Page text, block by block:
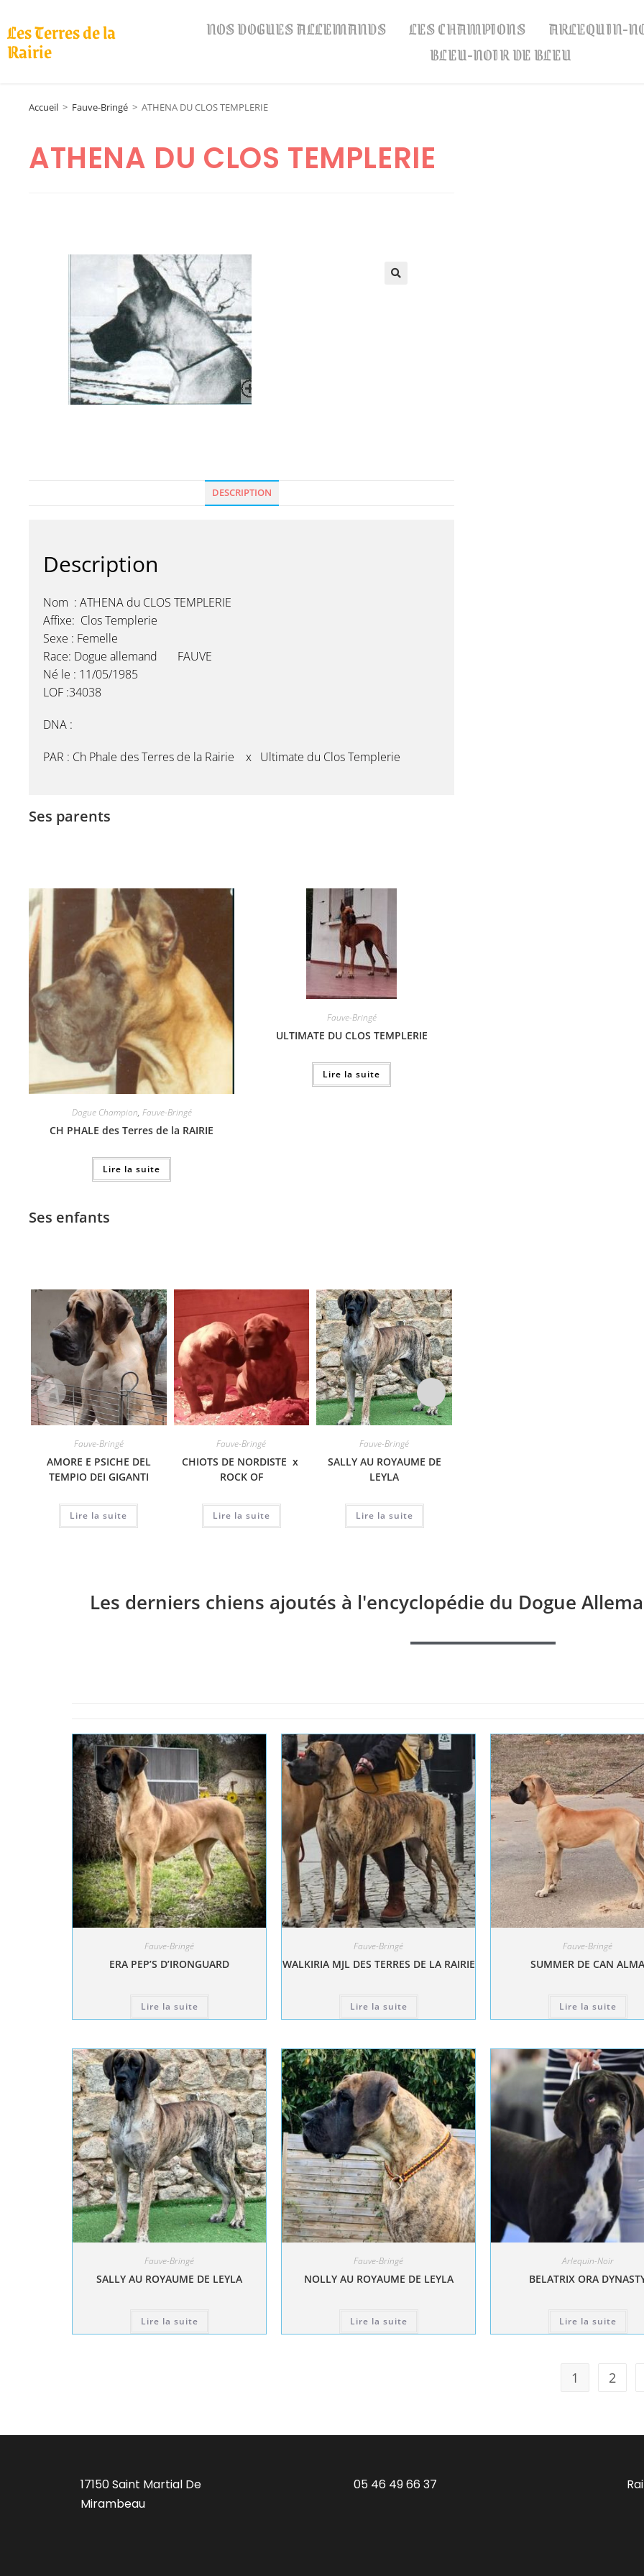
Les Terres de la
Rairie
NOS DOGUES ALLEMANDS LES CHAMPIONS ARLEQUIN-
BLEU-NOIR DE BLEU
Accueil > Fauve-Bringé > ATHENA DU CLOS TEMPLERIE
ATHENA DU CLOS TEMPLERIE
DESCRIPTION
Description
Nom : ATHENA du CLOS TEMPLERIE
Affixe: Clos Templerie
Sexe : Femelle
Race: Dogue allemand FAUVE
Né le : 11/05/1985
LOF :34038
DNA :
PAR : Ch Phale des Terres de la Rairie x Ultimate du Clos Templerie
Ses parents
Dogue Champion, Fauve-Bringé
CH PHALE des Terres de la RAIRIE
Lire la suite
Fauve-Bringé
ULTIMATE DU CLOS TEMPLERIE
Lire la suite
Ses enfants
Fauve-Bringé
AMORE E PSICHE DEL
TEMPIO DEI GIGANTI
Lire la suite
Fauve-Bringé
CHIOTS DE NORDISTE x
ROCK OF
Lire la suite
Fauve-Bringé
SALLY AU ROYAUME DE
LEYLA
Lire la suite
Les derniers chiens ajoutés à l'encyclopédie du Dogue
Fauve-Bringé
ERA PEP’S D’IRONGUARD
Lire la suite
Fauve-Bringé
WALKIRIA MJL DES TERRES DE LA RAIRIE
Lire la suite
Fauve-Bringé
SUMMER DE CAN ALMA
Lire la suite
Fauve-Bringé
SALLY AU ROYAUME DE LEYLA
Lire la suite
Fauve-Bringé
NOLLY AU ROYAUME DE LEYLA
Lire la suite
Arlequin-Noir
BELATRIX ORA
Lire la suite
1 2
17150 Saint Martial De
Mirambeau
05 46 49 66 37